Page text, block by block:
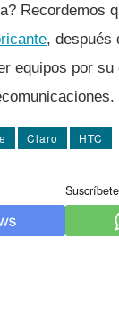
Recordemos
, después
equipos por su
Claro HTC